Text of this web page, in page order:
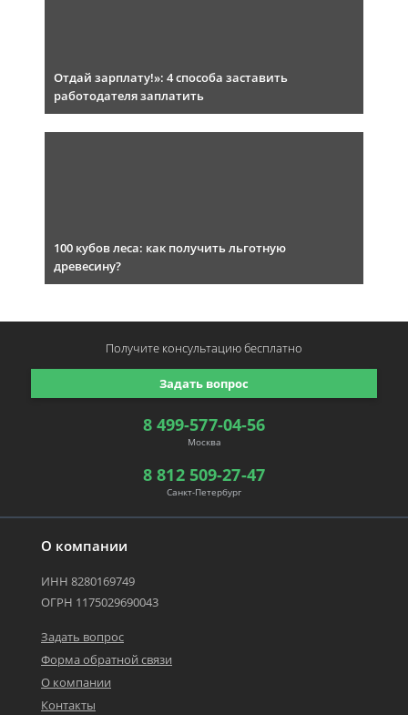
Отдай зарплату!»: 4 способа заставить
работодателя заплатить
100 кубов леса: как получить льготную
древесину?
О компании
ИНН 8280169749
ОГРН 1175029690043
Задать вопрос
Форма обратной связи
О компании
Контакты
8 499-577-04-56
Москва
8 812 509-27-47
Санкт-Петербург
Задать вопрос
Получите консультациюбесплатно